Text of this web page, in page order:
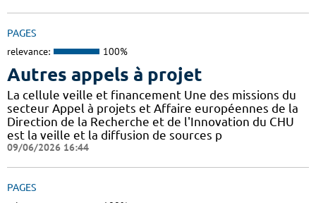
PAGES
relevance: 100%
Autres appels à projet
La cellule veille et financement Une des missions du
secteur Appel à projets et Affaire européennes de la
Direction de la Recherche et de l'Innovation du CHU
est la veille et la diffusion de sources p
09/06/2026 16:44
PAGES